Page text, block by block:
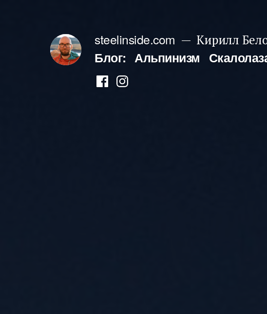
содержимому
steelinside.com Кирилл
Блог: Альпинизм
ФейсбукИнстаграм